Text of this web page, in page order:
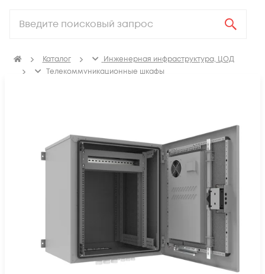
Каталог
Инженерная инфраструктура, ЦОД
Телекоммуникационные шкафы